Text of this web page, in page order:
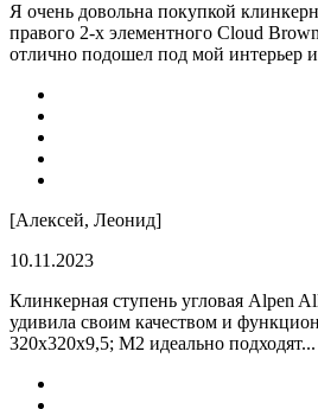
Я очень довольна покупкой
правого 2-х элементного Cloud
отлично подошел под мой интерьер
[Алексей, Леонид]
10.11.2023
Клинкерная ступень угловая Alpen
удивила своим качеством и
320x320x9,5; M2 идеально подходят...